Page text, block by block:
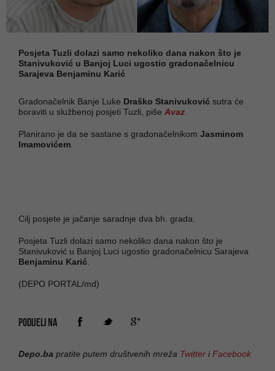
Posjeta Tuzli dolazi samo nekoliko dana nakon što je
Stanivuković u Banjoj Luci ugostio gradonačelnicu
Sarajeva Benjaminu Karić
Gradonačelnik Banje Luke Draško Stanivuković sutra će
boraviti u službenoj posjeti Tuzli, piše Avaz
Planirano je da se sastane s gradonačelnikom Jasminom
Imamovićem
Cilj posjete je jačanje saradnje dva bh. grada.
Posjeta Tuzli dolazi samo nekoliko dana nakon što je
Stanivuković u Banjoj Luci ugostio gradonačelnicu Sarajeva
Benjaminu Karić
(DEPO PORTAL/md)
PODIJELI NA
Depo.ba pratite putem društvenih mreža Twitter iFacebook